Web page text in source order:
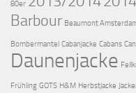
80er
Barbour Beaumont
Bombermantel Cabanjacke Cabans
Daunenjacke
Frühling GOTS H&M Herbstjacke